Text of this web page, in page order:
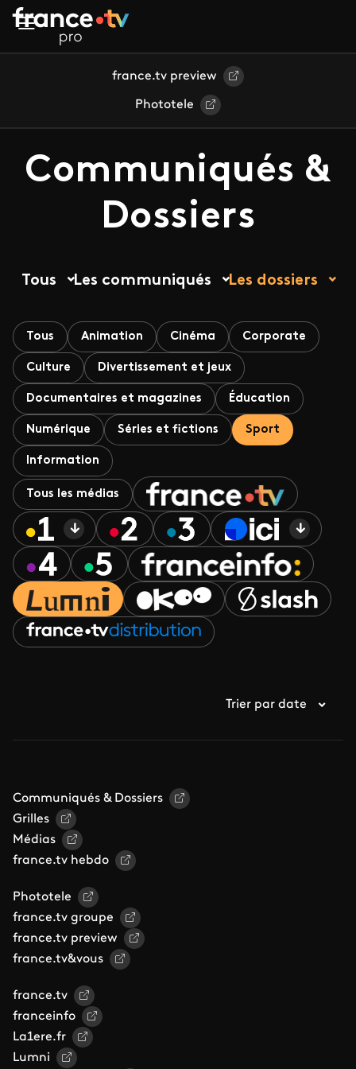
Aller au contenu principal
france.tv preview
Phototele
Communiqués &
Dossiers
Tous Les communiqués Les dossiers
Tous Animation Cinéma Corporate
Culture Divertissement et jeux
Documentaires et magazines Éducation
Numérique Séries et fictions Sport
Information
Tous les médias
Trier par date
Communiqués & Dossiers
Grilles
Médias
france.tv hebdo
Phototele
france.tv groupe
france.tv preview
france.tv&vous
france.tv
franceinfo
La1ere.fr
Lumni